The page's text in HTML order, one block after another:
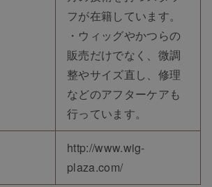
フが在籍しています。
・ウィッグやかつらの
販売だけでなく、微調
整やサイズ直し、修理
などのアフターケアも
行っています。
http://www.wig-
plaza.com/